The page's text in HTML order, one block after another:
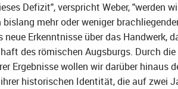
Defizit", verspricht Weber, "werden
mehr oder weniger
Erkenntnisse über das Handwerk,
des römischen Augsburgs. Durch
Ergebnisse wollen wir darüber hinaus
historischen Identität, die auf zwei